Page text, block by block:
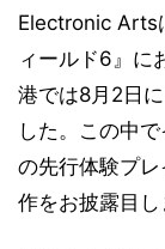
Electronic Arts
ィールド6』に
港では8月2日
した。この中
の先行体験プ
作をお披露目し